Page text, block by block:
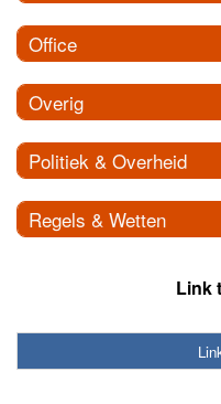
Office
Overig
Politiek & Overheid
Regels & Wetten
Link